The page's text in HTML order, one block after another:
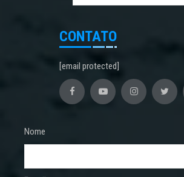
CONTATO
[email protected]
Nome